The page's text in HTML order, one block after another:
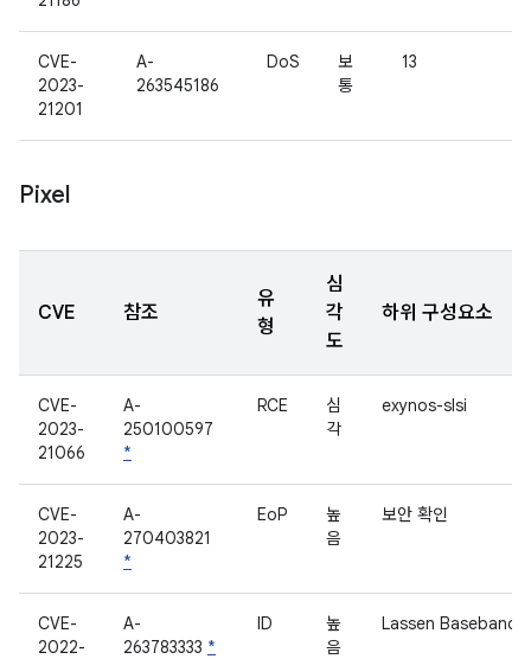
CVE-
2023-
21201
A-
263545186
DoS
보
통
13
Pixel
CVE 참조
유
형
심
각
도
하위 구성요소
CVE-
2023-
21066
A-
250100597
*
RCE
심
각
exynos-slsi
CVE-
2023-
21225
A-
270403821
*
EoP
높
음
보안 확인
CVE-
2022-
A-
263783333 *
ID
높
음
Lassen Baseband